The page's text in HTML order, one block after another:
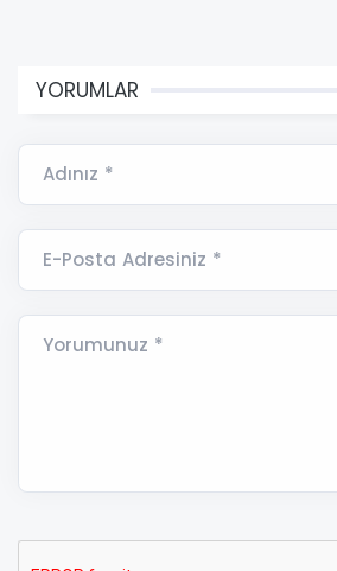
YORUMLAR
Adınız *
E-Posta Adresiniz *
Yorumunuz *